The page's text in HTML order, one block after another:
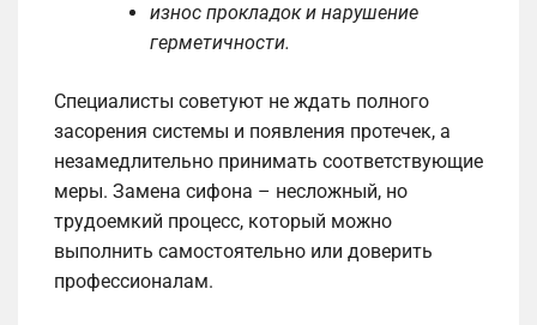
износ прокладок и нарушение
герметичности.
Специалисты советуют не ждать полного
засорения системы и появления протечек, а
незамедлительно принимать соответствующие
меры. Замена сифона – несложный, но
трудоемкий процесс, который можно
выполнить самостоятельно или доверить
профессионалам.